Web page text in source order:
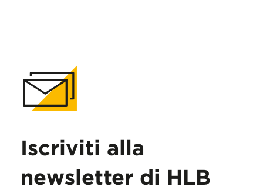
Iscriviti alla
newsletter di HLB